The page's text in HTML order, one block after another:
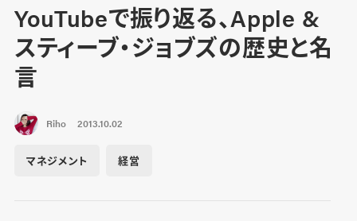
YouTubeで振り返る、Apple &
スティーブ・ジョブズの歴史と名
言
Riho 2013.10.02
マネジメント 経営